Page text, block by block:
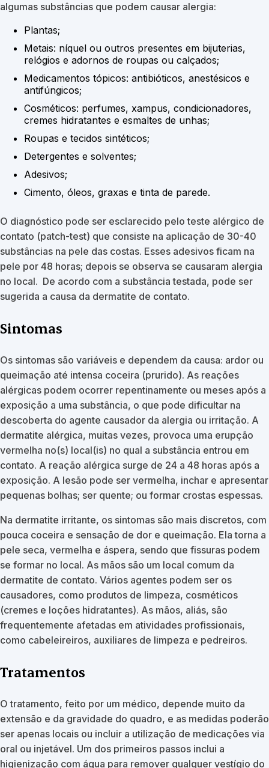
algumas substâncias que podem causar alergia:
Plantas;
Metais: níquel ou outros presentes em bijuterias,
relógios e adornos de roupas ou calçados;
Medicamentos tópicos: antibióticos, anestésicos e
antifúngicos;
Cosméticos: perfumes, xampus, condicionadores,
cremes hidratantes e esmaltes de unhas;
Roupas e tecidos sintéticos;
Detergentes e solventes;
Adesivos;
Cimento, óleos, graxas e tinta de parede.
O diagnóstico pode ser esclarecido pelo teste alérgico de
contato (patch-test) que consiste na aplicação de 30-40
substâncias na pele das costas. Esses adesivos ficam na
pele por 48 horas; depois se observa se causaram alergia
no local. De acordo com a substância testada, pode ser
sugerida a causa da dermatite de contato.
Sintomas
Os sintomas são variáveis e dependem da causa: ardor ou
queimação até intensa coceira (prurido). As reações
alérgicas podem ocorrer repentinamente ou meses após a
exposição a uma substância, o que pode dificultar na
descoberta do agente causador da alergia ou irritação. A
dermatite alérgica, muitas vezes, provoca uma erupção
vermelha no(s) local(is) no qual a substância entrou em
contato. A reação alérgica surge de 24 a 48 horas após a
exposição. A lesão pode ser vermelha, inchar e apresentar
pequenas bolhas; ser quente; ou formar crostas espessas.
Na dermatite irritante, os sintomas são mais discretos, com
pouca coceira e sensação de dor e queimação. Ela torna a
pele seca, vermelha e áspera, sendo que fissuras podem
se formar no local. As mãos são um local comum da
dermatite de contato. Vários agentes podem ser os
causadores, como produtos de limpeza, cosméticos
(cremes e loções hidratantes). As mãos, aliás, são
frequentemente afetadas em atividades profissionais,
como cabeleireiros, auxiliares de limpeza e pedreiros.
Tratamentos
O tratamento, feito por um médico, depende muito da
extensão e da gravidade do quadro, e as medidas poderão
ser apenas locais ou incluir a utilização de medicações via
oral ou injetável. Um dos primeiros passos inclui a
higienização com água para remover qualquer vestígio do